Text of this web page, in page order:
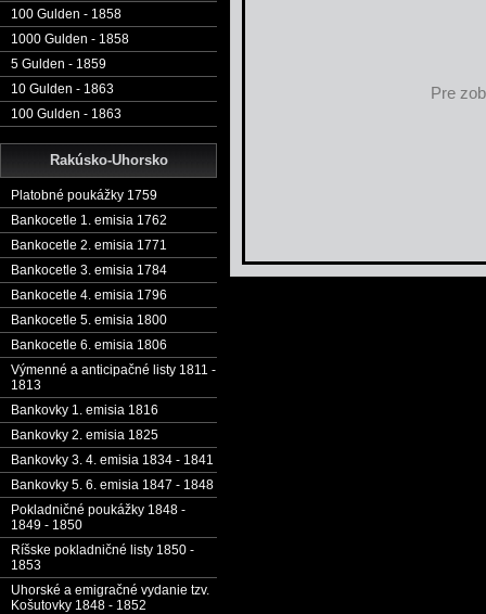
100 Gulden - 1858
1000 Gulden - 1858
5 Gulden - 1859
10 Gulden - 1863
100 Gulden - 1863
Rakúsko-Uhorsko
Platobné poukážky 1759
Bankocetle 1. emisia 1762
Bankocetle 2. emisia 1771
Bankocetle 3. emisia 1784
Bankocetle 4. emisia 1796
Bankocetle 5. emisia 1800
Bankocetle 6. emisia 1806
Výmenné a anticipačné listy 1811 -
1813
Bankovky 1. emisia 1816
Bankovky 2. emisia 1825
Bankovky 3. 4. emisia 1834 - 1841
Bankovky 5. 6. emisia 1847 - 1848
Pokladničné poukážky 1848 -
1849 - 1850
Ríšske pokladničné listy 1850 -
1853
Uhorské a emigračné vydanie tzv.
Košutovky 1848 - 1852
Pre